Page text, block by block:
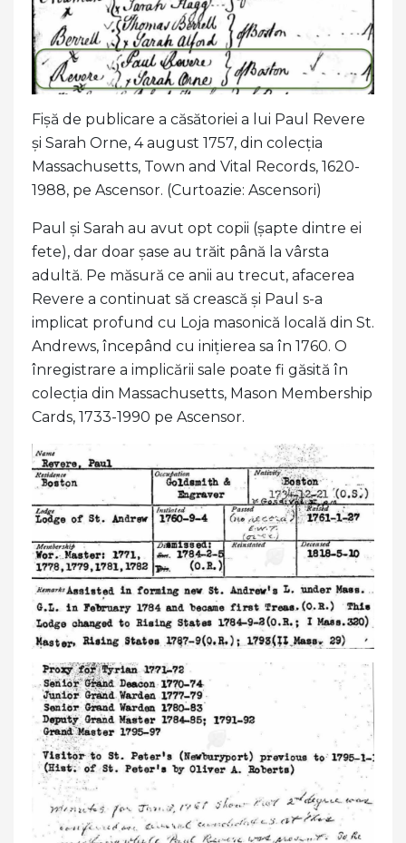
Fișă de publicare a căsătoriei a lui Paul Revere
și Sarah Orne, 4 august 1757, din colecția
Massachusetts, Town and Vital Records, 1620-
1988, pe Ascensor. (Curtoazie: Ascensori)
Paul și Sarah au avut opt ​​copii (șapte dintre ei
fete), dar doar șase au trăit până la vârsta
adultă. Pe măsură ce anii au trecut, afacerea
Revere a continuat să crească și Paul s-a
implicat profund cu Loja masonică locală din St.
Andrews, începând cu inițierea sa în 1760. O
înregistrare a implicării sale poate fi găsită în
colecția din Massachusetts, Mason Membership
Cards, 1733-1990 pe Ascensor.